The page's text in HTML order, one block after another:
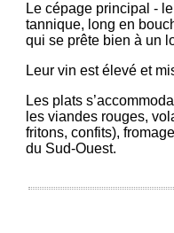
Le cépage principal - le
tannique, long en
qui se prête bien à un
Leur vin est élevé et
Les plats
les viandes rouges,
fritons, confits),
du Sud-Ouest.